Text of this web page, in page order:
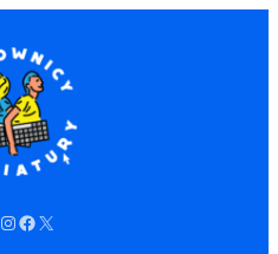
Instagram
Facebook
X